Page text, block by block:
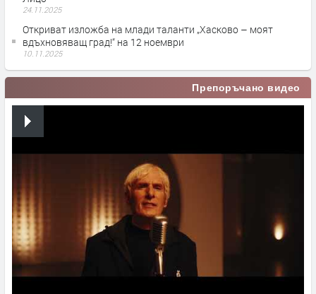
24.11.2025
Откриват изложба на млади таланти „Хасково – моят
вдъхновяващ град!“ на 12 ноември
10.11.2025
Препоръчано видео